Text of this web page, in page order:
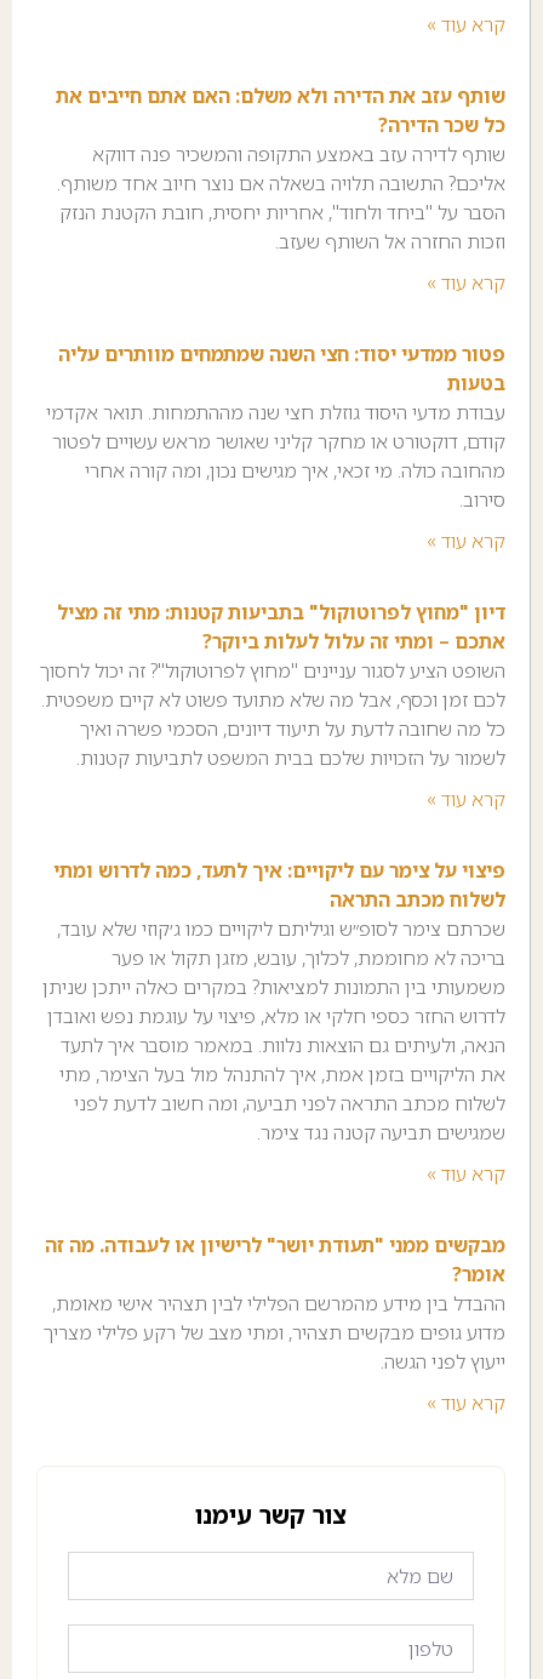
קרא עוד »
שותף עזב את הדירה ולא משלם: האם אתם חייבים את
כל שכר הדירה?
שותף לדירה עזב באמצע התקופה והמשכיר פנה דווקא
אליכם? התשובה תלויה בשאלה אם נוצר חיוב אחד משותף.
הסבר על "ביחד ולחוד", אחריות יחסית, חובת הקטנת הנזק
וזכות החזרה אל השותף שעזב.
קרא עוד »
פטור ממדעי יסוד: חצי השנה שמתמחים מוותרים עליה
בטעות
עבודת מדעי היסוד גוזלת חצי שנה מההתמחות. תואר אקדמי
קודם, דוקטורט או מחקר קליני שאושר מראש עשויים לפטור
מהחובה כולה. מי זכאי, איך מגישים נכון, ומה קורה אחרי
סירוב.
קרא עוד »
דיון "מחוץ לפרוטוקול" בתביעות קטנות: מתי זה מציל
אתכם – ומתי זה עלול לעלות ביוקר?
השופט הציע לסגור עניינים "מחוץ לפרוטוקול"? זה יכול לחסוך
לכם זמן וכסף, אבל מה שלא מתועד פשוט לא קיים משפטית.
כל מה שחובה לדעת על תיעוד דיונים, הסכמי פשרה ואיך
לשמור על הזכויות שלכם בבית המשפט לתביעות קטנות.
קרא עוד »
פיצוי על צימר עם ליקויים: איך לתעד, כמה לדרוש ומתי
לשלוח מכתב התראה
שכרתם צימר לסופ״ש וגיליתם ליקויים כמו ג׳קוזי שלא עובד,
בריכה לא מחוממת, לכלוך, עובש, מזגן תקול או פער
משמעותי בין התמונות למציאות? במקרים כאלה ייתכן שניתן
לדרוש החזר כספי חלקי או מלא, פיצוי על עוגמת נפש ואובדן
הנאה, ולעיתים גם הוצאות נלוות. במאמר מוסבר איך לתעד
את הליקויים בזמן אמת, איך להתנהל מול בעל הצימר, מתי
לשלוח מכתב התראה לפני תביעה, ומה חשוב לדעת לפני
שמגישים תביעה קטנה נגד צימר.
קרא עוד »
מבקשים ממני "תעודת יושר" לרישיון או לעבודה. מה זה
אומר?
ההבדל בין מידע מהמרשם הפלילי לבין תצהיר אישי מאומת,
מדוע גופים מבקשים תצהיר, ומתי מצב של רקע פלילי מצריך
ייעוץ לפני הגשה.
קרא עוד »
צור קשר עימנו